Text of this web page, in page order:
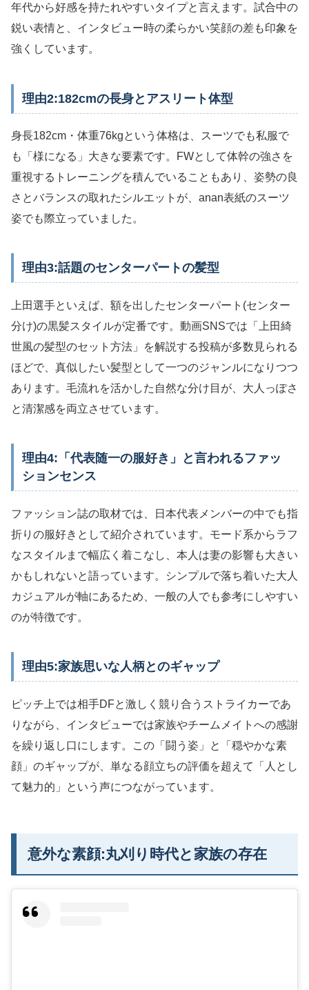
年代から好感を持たれやすいタイプと言えます。試合中の
鋭い表情と、インタビュー時の柔らかい笑顔の差も印象を
強くしています。
理由2:182cmの長身とアスリート体型
身長182cm・体重76kgという体格は、スーツでも私服で
も「様になる」大きな要素です。FWとして体幹の強さを
重視するトレーニングを積んでいることもあり、姿勢の良
さとバランスの取れたシルエットが、anan表紙のスーツ
姿でも際立っていました。
理由3:話題のセンターパートの髪型
上田選手といえば、額を出したセンターパート(センター
分け)の黒髪スタイルが定番です。動画SNSでは「上田綺
世風の髪型のセット方法」を解説する投稿が多数見られる
ほどで、真似したい髪型として一つのジャンルになりつつ
あります。毛流れを活かした自然な分け目が、大人っぽさ
と清潔感を両立させています。
理由4:「代表随一の服好き」と言われるファッ
ションセンス
ファッション誌の取材では、日本代表メンバーの中でも指
折りの服好きとして紹介されています。モード系からラフ
なスタイルまで幅広く着こなし、本人は妻の影響も大きい
かもしれないと語っています。シンプルで落ち着いた大人
カジュアルが軸にあるため、一般の人でも参考にしやすい
のが特徴です。
理由5:家族思いな人柄とのギャップ
ピッチ上では相手DFと激しく競り合うストライカーであ
りながら、インタビューでは家族やチームメイトへの感謝
を繰り返し口にします。この「闘う姿」と「穏やかな素
顔」のギャップが、単なる顔立ちの評価を超えて「人とし
て魅力的」という声につながっています。
意外な素顔:丸刈り時代と家族の存在